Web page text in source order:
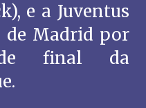
e a Juventus
de Madrid por
final da